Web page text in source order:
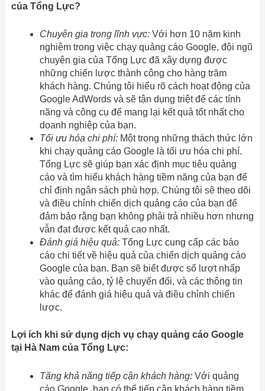
của Tổng Lực?
Chuyên gia trong lĩnh vực:Với hơn 10 năm kinh
nghiệm trong việc chạy quảng cáo Google, đội ngũ
chuyên gia của Tổng Lực đã xây dựng được
những chiến lược thành công cho hàng trăm
khách hàng. Chúng tôi hiểu rõ cách hoạt động của
Google AdWords và sẽ tận dụng triệt để các tính
năng và công cụ để mang lại kết quả tốt nhất cho
doanh nghiệp của bạn.
Tối ưu hóa chi phí:Một trong những thách thức lớn
khi chạy quảng cáo Google là tối ưu hóa chi phí.
Tổng Lực sẽ giúp bạn xác định mục tiêu quảng
cáo và tìm hiểu khách hàng tiềm năng của bạn để
chỉ định ngân sách phù hợp. Chúng tôi sẽ theo dõi
và điều chỉnh chiến dịch quảng cáo của bạn để
đảm bảo rằng bạn không phải trả nhiều hơn nhưng
vẫn đạt được kết quả cao nhất.
Đánh giá hiệu quả:Tổng Lực cung cấp các báo
cáo chi tiết về hiệu quả của chiến dịch quảng cáo
Google của bạn. Bạn sẽ biết được số lượt nhấp
vào quảng cáo, tỷ lệ chuyển đổi, và các thông tin
khác để đánh giá hiệu quả và điều chỉnh chiến
lược.
Lợi ích khi sử dụng dịch vụ chạy quảng cáo Google
tại Hà Nam của Tổng Lực:
Tăng khả năng tiếp cận khách hàng:Với quảng
cáo Google, bạn có thể tiếp cận khách hàng tiềm